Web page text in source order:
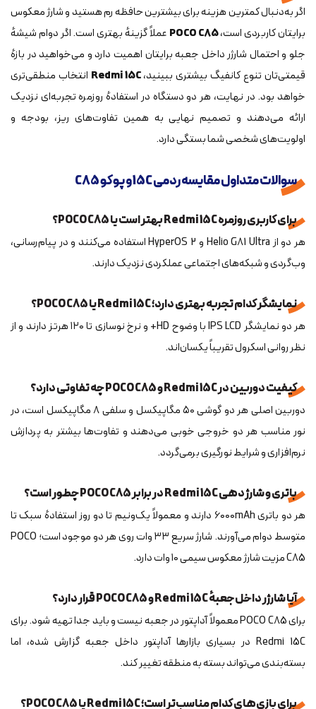
اگر به‌دنبال کمترین هزینه برای بیشترین حافظه رم هستید و شارژ معکوس
برایتان کاربردی است،POCO C85 عملاً گزینهٔ بهتری است. اگر دوام شیشهٔ
جلو و احتمال شارژر داخل جعبه برایتان اهمیت دارد و می‌خواهید در بازهٔ
قیمتی‌تان تنوع کانفیگ بیشتری ببینید،
انتخاب منطقی‌تری
خواهد بود. در نهایت، هر دو دستگاه در استفادهٔ روزمره تجربه‌ای نزدیک
ارائه می‌دهند و تصمیم نهایی به همین تفاوت‌های ریز، بودجه و
اولویت‌های شخصی شما بستگی دارد.
سوالات متداول مقایسه ردمی 15C و پوکو C85
برای کاربری روزمره Redmi 15C بهتر است یا POCO C85؟
هر دو از Helio G81 Ultra و HyperOS 2 استفاده می‌کنند و در پیام‌رسانی،
وب‌گردی و شبکه‌های اجتماعی عملکردی نزدیک دارند.
نمایشگر کدام تجربه بهتری دارد؛ Redmi 15C یا POCO C85؟
هر دو نمایشگر IPS LCD با وضوح HD+ و نرخ نوسازی تا ۱۲۰ هرتز دارند و از
نظر روانی اسکرول تقریباً یکسان‌اند.
کیفیت دوربین در Redmi 15C و POCO C85 چه تفاوتی دارد؟
دوربین اصلی هر دو گوشی ۵۰ مگاپیکسل و سلفی ۸ مگاپیکسل است، در
نور مناسب هر دو خروجی خوبی می‌دهند و تفاوت‌ها بیشتر به پردازش
نرم‌افزاری و شرایط نورگیری برمی‌گردد.
باتری و شارژدهی Redmi 15C در برابر POCO C85 چطور است؟
هر دو باتری ۶۰۰۰mAh دارند و معمولاً یک‌ونیم تا دو روز استفادهٔ سبک تا
متوسط دوام می‌آورند. شارژ سریع ۳۳ وات روی هر دو موجود است؛ POCO
C85 مزیت شارژ معکوس سیمی ۱۰ وات دارد.
آیا شارژر داخل جعبهٔ Redmi 15C و POCO C85 قرار دارد؟
برای POCO C85 معمولاً آداپتور در جعبه نیست و باید جدا تهیه شود. برای
Redmi 15C در بسیاری بازارها آداپتور داخل جعبه گزارش شده، اما
بسته‌بندی می‌تواند بسته به منطقه تغییر کند.
برای بازی‌های کدام مناسب‌تر است؛ Redmi 15C یا POCO C85؟